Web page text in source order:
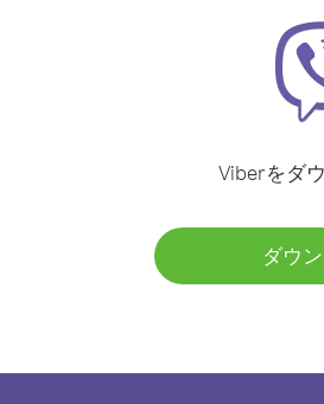
Viberをダ
ダウ